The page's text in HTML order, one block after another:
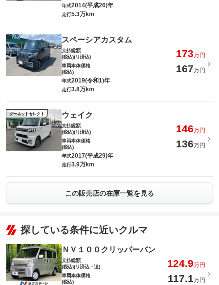
年式2014(平成26)年
走行5.3万km
スペーシアカスタム
支払総額
(税込)(リ済込)
173万円
車両本体価格
(税込)
167万円
年式2019(令和1)年
走行3.8万km
グーネットセレクト ウェイク
支払総額
(税込)(リ済込)
146万円
車両本体価格
(税込)
136万円
年式2017(平成29)年
走行3.9万km
この販売店の在庫一覧を見る
探している条件に近いクルマ
ＮＶ１００クリッパーバン
支払総額
(税込)(リ済込・追)
124.9万円
車両本体価格
(税込)
117.1万円